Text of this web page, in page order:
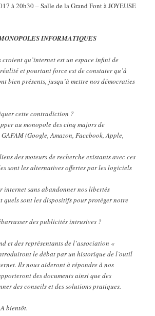
à 20h30 – Salle de la Grand Font à JOYEUSE
INFORMATIQUES
croient qu’internet est un espace infini de
et pourtant force est de constater qu’à
bien présents, jusqu’à mettre nos démocraties
cette contradiction ?
au monopole des cinq majors de
(Google, Amazon, Facebook, Apple,
des moteurs de recherche existants avec ces
sont les alternatives offertes par les logiciels
internet sans abandonner nos libertés
quels sont les dispositifs pour protéger notre
des publicités intrusives ?
et des représentants de l’association «
le débat par un historique de l’outil
Ils nous aideront à répondre à nos
des documents ainsi que des
des conseils et des solutions pratiques.
bientôt.